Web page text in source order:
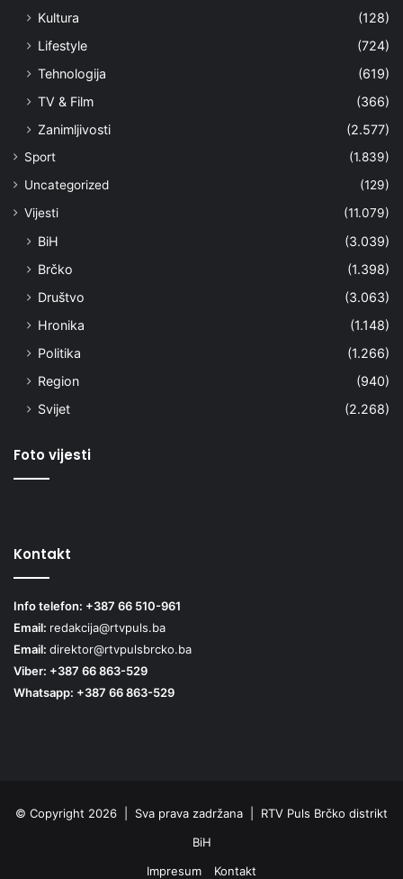
Kultura
(128)
Lifestyle
(724)
Tehnologija
(619)
TV & Film
(366)
Zanimljivosti
(2.577)
Sport
(1.839)
Uncategorized
(129)
Vijesti
(11.079)
BiH
(3.039)
Brčko
(1.398)
Društvo
(3.063)
Hronika
(1.148)
Politika
(1.266)
Region
(940)
Svijet
(2.268)
Foto vijesti
Kontakt
Info telefon: +387 66 510-961
Email: redakcija@rtvpuls.ba
Email: direktor@rtvpulsbrcko.ba
Viber: +387 66 863-529
Whatsapp: +387 66 863-529
© Copyright 2026 | Sva prava zadržana | RTV Puls Brčko distrikt
BiH
Impresum
Kontakt